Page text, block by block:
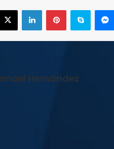
X LinkedInPinterestSkype
Hernández